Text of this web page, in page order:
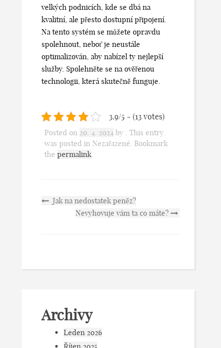
velkých podnicích, kde se dbá na
kvalitní, ale přesto dostupní připojení.
Na tento systém se můžete opravdu
spolehnout, neboť je neustále
optimalizován, aby nabízel ty nejlepší
služby. Spolehněte se na ověřenou
technologii, která skutečně funguje.
3.9/5 - (13 votes)
Posted on 20. 4. 2024 by
. This entry
was posted in Nezařazené. Bookmark
the permalink
Jak na nedostatek peněz?
Nevyhovuje vám ta co máte?
Archivy
Leden 2026
Říjen 2025